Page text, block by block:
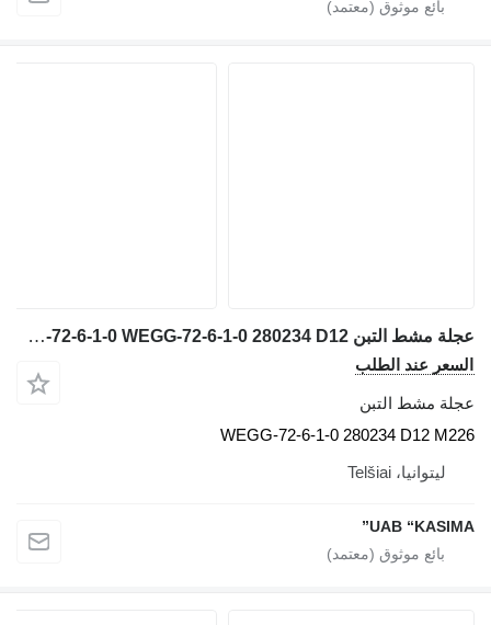
عجلة مشط التبن WEG G-72-6-1-0 WEGG-72-6-1-0 280234 D12 لـ حفارة JCB JS130W
السعر عند الطلب
عجلة مشط التبن
WEGG-72-6-1-0 280234 D12 M226
ليتوانيا، Telšiai
UAB “KASIMA”